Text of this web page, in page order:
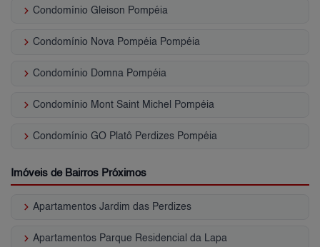
keyboard_arrow_right Condomínio Gleison Pompéia
keyboard_arrow_right Condomínio Nova Pompéia Pompéia
keyboard_arrow_right Condomínio Domna Pompéia
keyboard_arrow_right Condomínio Mont Saint Michel Pompéia
keyboard_arrow_right Condomínio GO Platô Perdizes Pompéia
Imóveis de Bairros Próximos
keyboard_arrow_right Apartamentos Jardim das Perdizes
keyboard_arrow_right Apartamentos Parque Residencial da Lapa